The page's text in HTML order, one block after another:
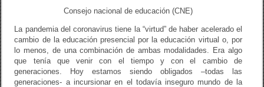
Consejo nacional de educación (CNE)
La pandemia del coronavirus tiene la “virtud” de haber acelerado el
cambio de la educación presencial por la educación virtual o, por
lo menos, de una combinación de ambas modalidades. Era algo
que tenía que venir con el tiempo y con el cambio de
generaciones. Hoy estamos siendo obligados –todas las
generaciones- a incursionar en el todavía inseguro mundo de la